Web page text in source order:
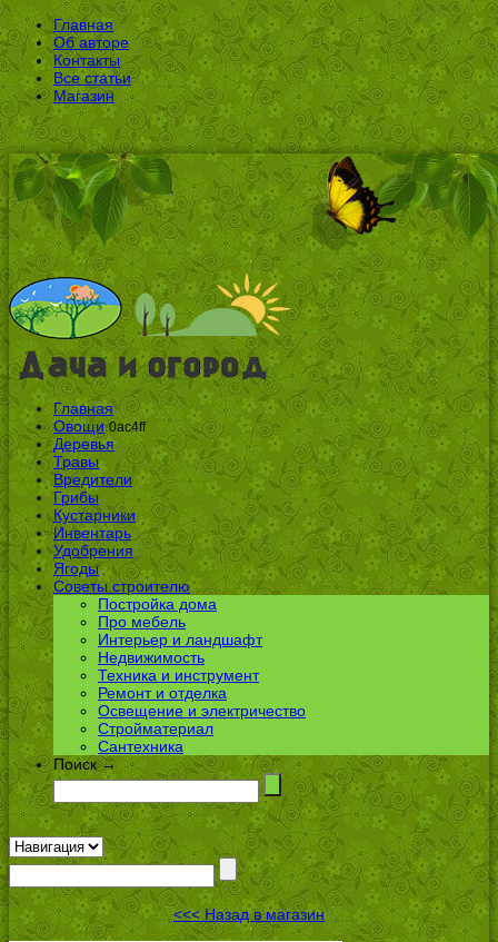
Главная
Об авторе
Контакты
Все статьи
Магазин
Главная
Овощи 0ac4ff
Деревья
Травы
Вредители
Грибы
Кустарники
Инвентарь
Удобрения
Ягоды
Советы строителю
Постройка дома
Про мебель
Интерьер и ландшафт
Недвижимость
Техника и инструмент
Ремонт и отделка
Освещение и электричество
Стройматериал
Сантехника
Поиск →
<<< Назад в магазин